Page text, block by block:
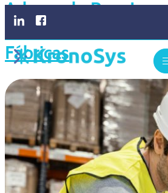
Adequado Para
Software De ERP
Fábricas